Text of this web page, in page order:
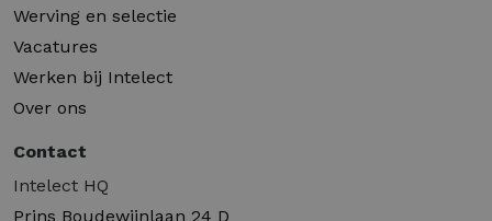
Werving en selectie
Vacatures
Werken bij Intelect
Over ons
Contact
Intelect HQ
Prins Boudewijnlaan 24 D